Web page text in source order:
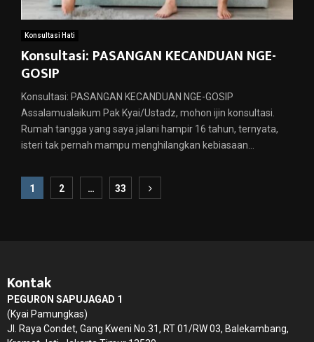
Konsultasi Hati
Konsultasi: PASANGAN KECANDUAN NGE-
GOSIP
Konsultasi: PASANGAN KECANDUAN NGE-GOSIP
Assalamualaikum Pak Kyai/Ustadz, mohon ijin konsultasi.
Rumah tangga yang saya jalani hampir 16 tahun, ternyata,
isteri tak pernah mampu menghilangkan kebiasaan...
Paginasi
1 2 … 33
Kontak
PEGURON SAPUJAGAD 1
(Kyai Pamungkas)
Jl. Raya Condet, Gang Kweni No.31, RT 01/RW 03, Balekambang,